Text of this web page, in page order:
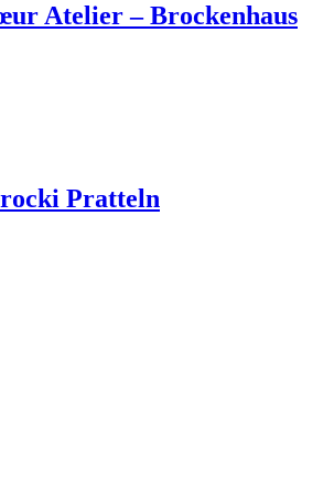
Atelier – Brockenhaus
Pratteln